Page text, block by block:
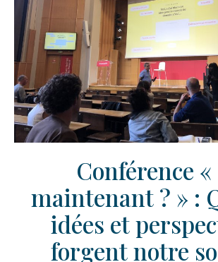
Conférence
maintenant ? » :
idées et
forgent notre